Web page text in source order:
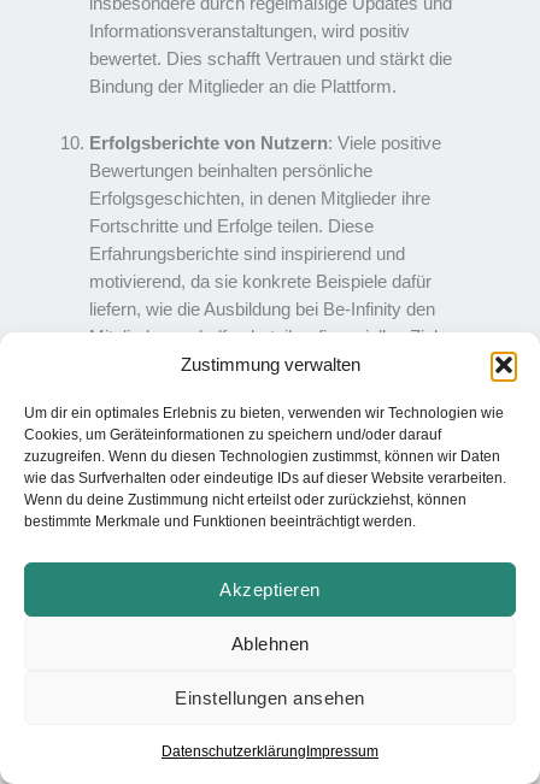
Zustimmung verwalten
Um dir ein optimales Erlebnis zu bieten, verwenden wir Technologien wie
Cookies, um Geräteinformationen zu speichern und/oder darauf
zuzugreifen. Wenn du diesen Technologien zustimmst, können wir Daten
wie das Surfverhalten oder eindeutige IDs auf dieser Website verarbeiten.
Wenn du deine Zustimmung nicht erteilst oder zurückziehst, können
bestimmte Merkmale und Funktionen beeinträchtigt werden.
Akzeptieren
Ablehnen
Einstellungen ansehen
Datenschutzerklärung Impressum
insbesondere durch regelmäßige Updates und
Informationsveranstaltungen, wird positiv
bewertet. Dies schafft Vertrauen und stärkt die
Bindung der Mitglieder an die Plattform.
Erfolgsberichte von Nutzern: Viele positive
Bewertungen beinhalten persönliche
Erfolgsgeschichten, in denen Mitglieder ihre
Fortschritte und Erfolge teilen. Diese
Erfahrungsberichte sind inspirierend und
motivierend, da sie konkrete Beispiele dafür
liefern, wie die Ausbildung bei Be-Infinity den
Mitgliedern geholfen hat, ihre finanziellen Ziele zu